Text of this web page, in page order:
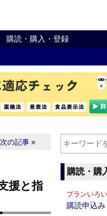
購読・購入・登録
次の記事 »
援と指
購読・購
プランいろ
購読申込み